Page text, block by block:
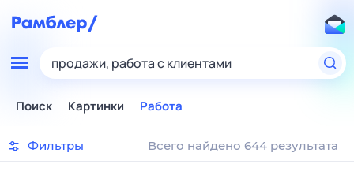
продажи, работа с клиентами
Поиск Картинки Работа
Фильтры Всего найдено 644 результата